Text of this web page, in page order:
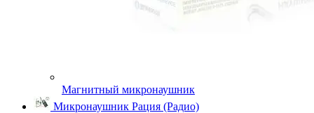
Магнитный микронаушник
Микронаушник Рация (Радио)